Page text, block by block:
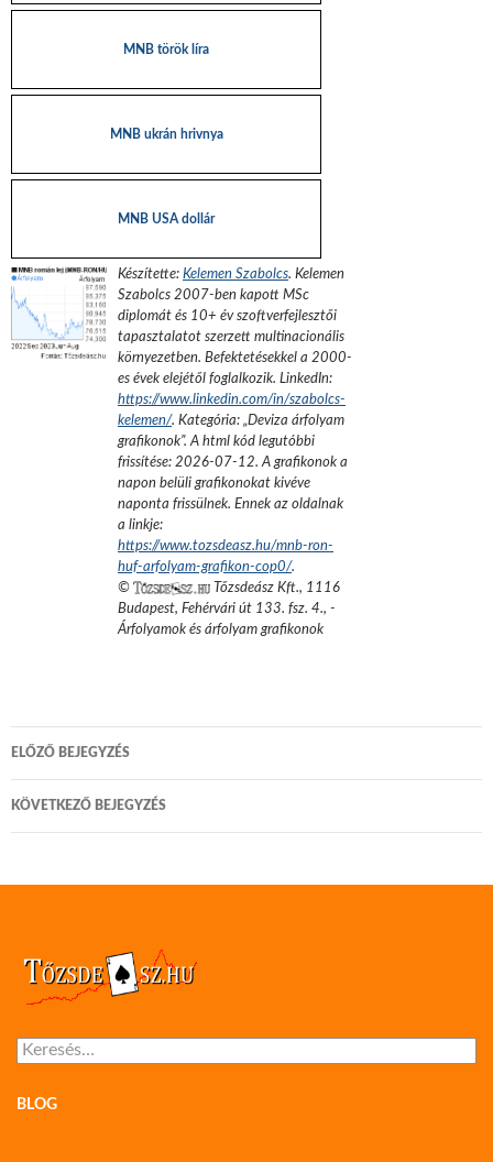
MNB török líra
MNB ukrán hrivnya
MNB USA dollár
Készítette: Kelemen Szabolcs. Kelemen
Szabolcs 2007-ben kapott MSc
diplomát és 10+ év szoftverfejlesztői
tapasztalatot szerzett multinacionális
környezetben. Befektetésekkel a 2000-
es évek elejétől foglalkozik. LinkedIn:
https://www.linkedin.com/in/szabolcs-
kelemen/. Kategória: „Deviza árfolyam
grafikonok”.A html kód legutóbbi
frissítése: 2026-07-12. A grafikonok a
napon belüli grafikonokat kivéve
naponta frissülnek. Ennek az oldalnak
a linkje:
https://www.tozsdeasz.hu/mnb-ron-
huf-arfolyam-grafikon-cop0/.
©
Tőzsdeász Kft., 1116
Budapest, Fehérvári út 133. fsz. 4., -
Árfolyamok és árfolyam grafikonok
Bejegyzés
navigáció
ELŐZŐ BEJEGYZÉS
KÖVETKEZŐ BEJEGYZÉS
Keresés:
BLOG